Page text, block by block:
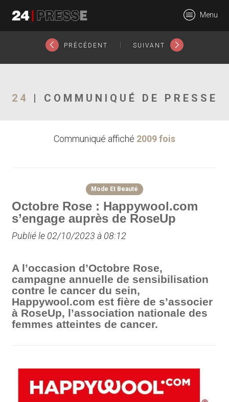
24Presse -
Communiqués de
Menu
PRÉCÉDENT SUIVANT
24 | COMMUNIQUÉ DE PRESSE
Communiqué affiché 2009 fois
Mode Et Beauté
Octobre Rose : Happywool.com
s’engage auprès de RoseUp
Publié le 02/10/2023 à 08:12
A l’occasion d’Octobre Rose,
campagne annuelle de sensibilisation
contre le cancer du sein,
Happywool.com est fière de s’associer
à RoseUp, l’association nationale des
femmes atteintes de cancer.